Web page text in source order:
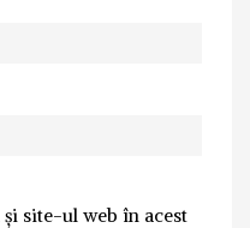
site-ul web în acest